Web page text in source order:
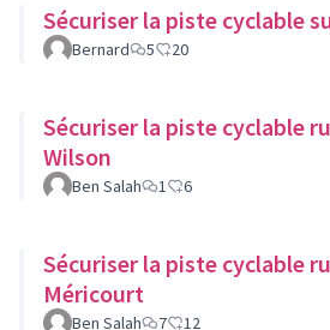
Sécuriser la piste cyclable
Bernard 5 20
Sécuriser la piste cyclable
Wilson
Ben Salah 1 6
Sécuriser la piste cyclable
Méricourt
Ben Salah 7 12